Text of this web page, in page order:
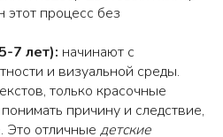
этот процесс без
7 лет): начинают с
и визуальной среды.
только красочные
причину и следствие,
Это отличные детские